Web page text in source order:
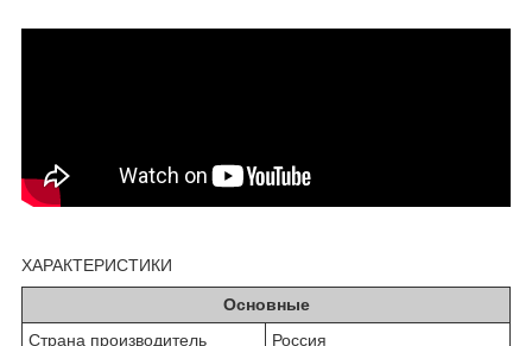
ХАРАКТЕРИСТИКИ
Основные
Страна производитель
Россия